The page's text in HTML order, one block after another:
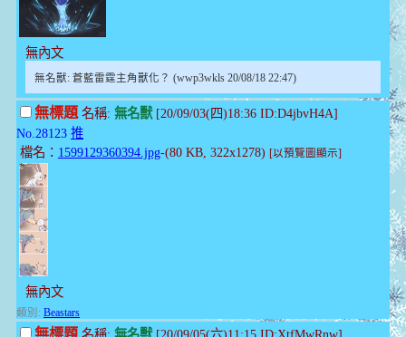
無內文
無名獸: 蒼藍雷霆主角獸化？ (wwp3wkls 20/08/18 22:47)
無標題名稱: 無名獸[20/09/03(四)18:36 ID:D4jbvH4A]
No.28123 推
檔名： 1599129360394.jpg-(80 KB, 322x1278) [以預覽圖顯示]
無內文
類別: Beastars